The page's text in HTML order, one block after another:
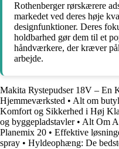
Rothenberger rørskærere
markedet ved deres høje
designfunktioner. Deres
holdbarhed gør dem til et
håndværkere, der kræver
arbejde.
Makita Rystepudser 18V – En
Hjemmeværksted • Alt om
Komfort og Sikkerhed i Høj
og byggepladstavler• Alt Om
Planemix 20 • Effektive
spray • Hyldeophæng: De